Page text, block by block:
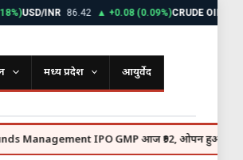
USD/INR 86.42 ▲ +0.08 (0.09%)CRUDE OIL $72.85
मध्य प्रदेश आयुर्वेद
IPO GMP आज ₹92, ओपन हुआ ₹9,813